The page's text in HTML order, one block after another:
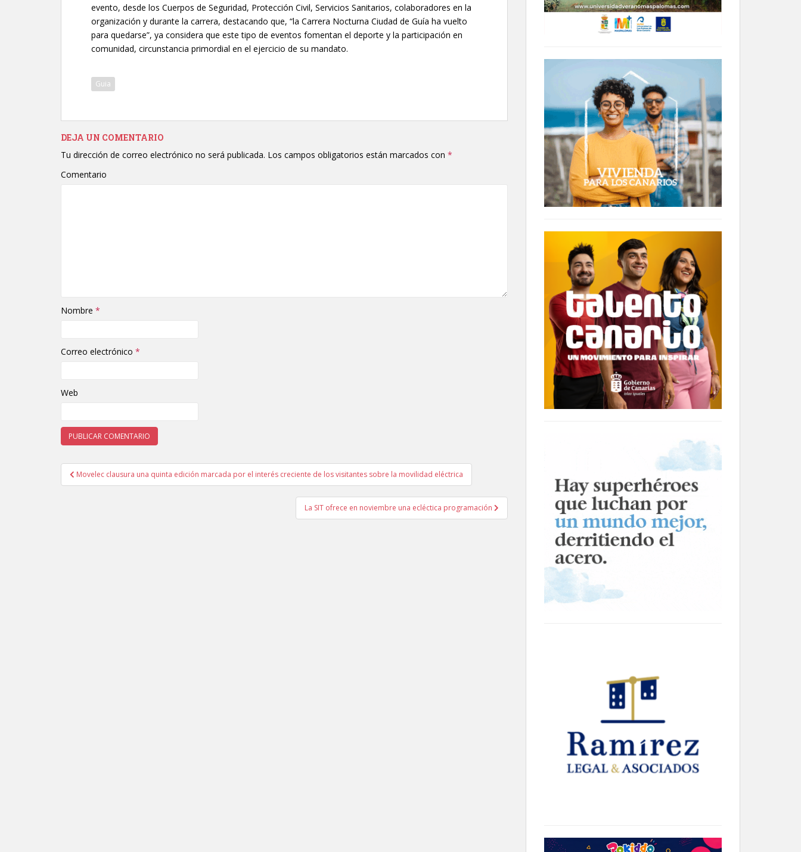
evento, desde los Cuerpos de Seguridad, Protección Civil, Servicios Sanitarios, colaboradores en la
organización y durante la carrera, destacando que, “la Carrera Nocturna Ciudad de Guía ha vuelto
para quedarse”, ya considera que este tipo de eventos fomentan el deporte y la participación en
comunidad, circunstancia primordial en el ejercicio de su mandato.
Guia
DEJA UN COMENTARIO
Tu dirección de correo electrónico no será publicada. Los campos obligatorios están marcados con *
Comentario
Nombre *
Correo electrónico *
Web
Navegación de entradas
Movelec clausura una quinta edición marcada por el interés creciente de los visitantes sobre la movilidad eléctrica
La SIT ofrece en noviembre una ecléctica programación